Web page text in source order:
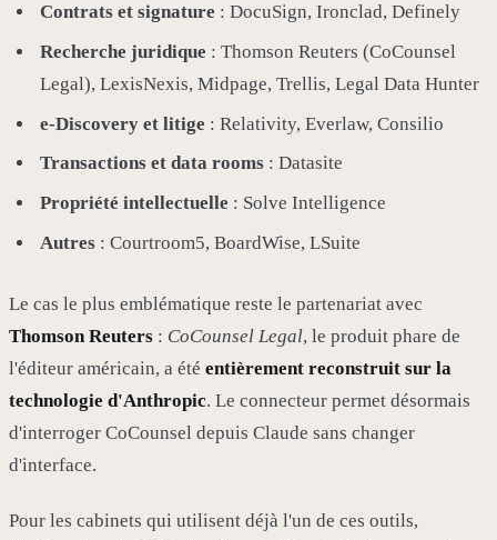
Contrats et signature : DocuSign, Ironclad, Definely
Recherche juridique : Thomson Reuters (CoCounsel
Legal), LexisNexis, Midpage, Trellis, Legal Data Hunter
e-Discovery et litige : Relativity, Everlaw, Consilio
Transactions et data rooms : Datasite
Propriété intellectuelle : Solve Intelligence
Autres : Courtroom5, BoardWise, LSuite
Le cas le plus emblématique reste le partenariat avec
Thomson Reuters : CoCounsel Legal, le produit phare de
l'éditeur américain, a été entièrement reconstruit sur la
technologie d'Anthropic. Le connecteur permet désormais
d'interroger CoCounsel depuis Claude sans changer
d'interface.
Pour les cabinets qui utilisent déjà l'un de ces outils,